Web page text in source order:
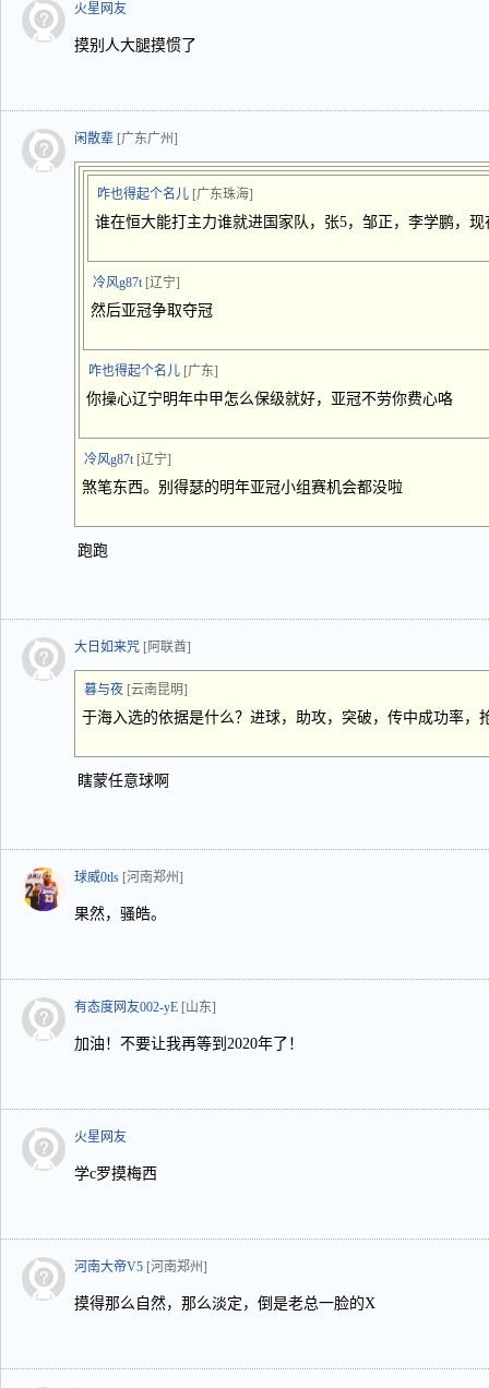
火星网友
摸别人大腿摸惯了
闲散辈 [广东广州]
咋也得起个名儿 [广东珠海]
谁在恒大能打主力谁就进国家队，张5，邹正，李学鹏，现
冷风g87t [辽宁]
然后亚冠争取夺冠
咋也得起个名儿 [广东]
你操心辽宁明年中甲怎么保级就好，亚冠不劳你费心咯
冷风g87t [辽宁]
煞笔东西。别得瑟的明年亚冠小组赛机会都没啦
跑跑
大日如来咒 [阿联酋]
暮与夜 [云南昆明]
于海入选的依据是什么？进球，助攻，突破，传中成功率
瞎蒙任意球啊
球威0tls [河南郑州]
果然，骚皓。
有态度网友002-yE [山东]
加油！不要让我再等到2020年了！
火星网友
学c罗摸梅西
河南大帝V5 [河南郑州]
摸得那么自然，那么淡定，倒是老总一脸的X